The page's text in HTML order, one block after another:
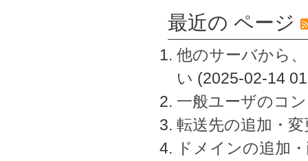
最近の ページ
他のサーバから
い (2025-02-14
一般ユーザのコ
転送先の追加・
ドメインの追加